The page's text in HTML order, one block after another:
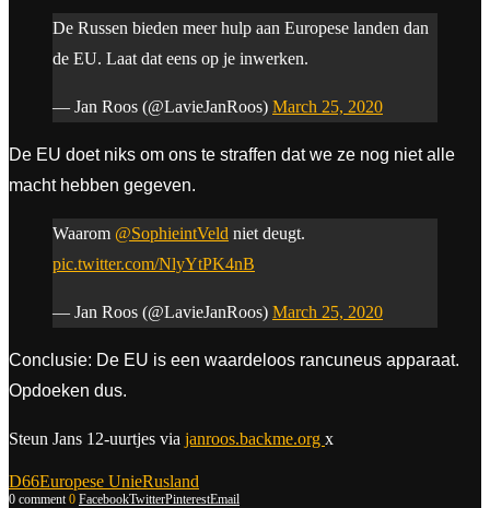
De Russen bieden meer hulp aan Europese landen dan
de EU. Laat dat eens op je inwerken.
— Jan Roos (@LavieJanRoos) March 25, 2020
De EU doet niks om ons te straffen dat we ze nog niet alle
macht hebben gegeven.
Waarom @SophieintVeld niet deugt.
pic.twitter.com/NlyYtPK4nB
— Jan Roos (@LavieJanRoos) March 25, 2020
Conclusie: De EU is een waardeloos rancuneus apparaat.
Opdoeken dus.
Steun Jans 12-uurtjes via janroos.backme.org x
D66Europese UnieRusland
0 comment 0 FacebookTwitterPinterestEmail